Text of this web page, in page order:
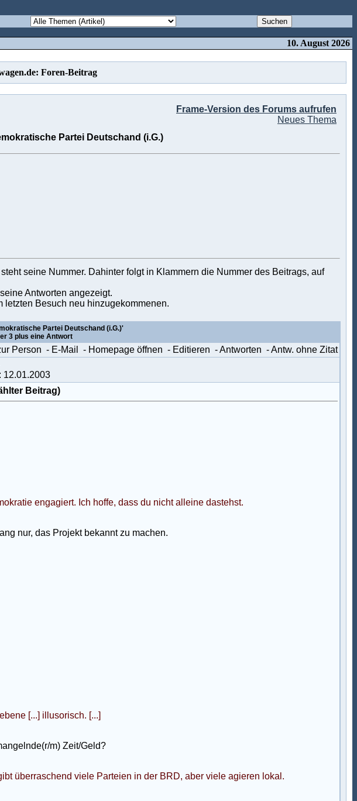
10. August 2026
Foren-Beitrag
Frame-Version des Forums aufrufen
Neues Thema
Partei Deutschand (i.G.)
seine Nummer. Dahinter folgt in Klammern die Nummer des Beitrags, auf
Antworten angezeigt.
letzten Besuch neu hinzugekommenen.
Partei Deutschand (i.G.)'
3 plus eine Antwort
Person - E-Mail - Homepage öffnen - Editieren - Antworten - Antw. ohne Zitat
12.01.2003
Beitrag)
engagiert. Ich hoffe, dass du nicht alleine dastehst.
nur, das Projekt bekannt zu machen.
[...] illusorisch. [...]
m) Zeit/Geld?
überraschend viele Parteien in der BRD, aber viele agieren lokal.